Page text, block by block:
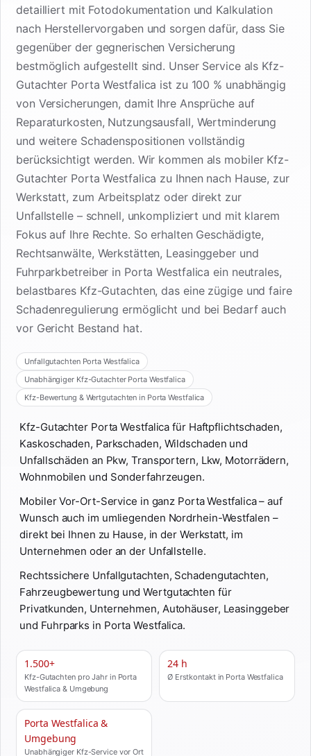
detailliert mit Fotodokumentation und Kalkulation
nach Herstellervorgaben und sorgen dafür, dass Sie
gegenüber der gegnerischen Versicherung
bestmöglich aufgestellt sind. Unser Service als Kfz-
Gutachter Porta Westfalica ist zu 100 % unabhängig
von Versicherungen, damit Ihre Ansprüche auf
Reparaturkosten, Nutzungsausfall, Wertminderung
und weitere Schadenspositionen vollständig
berücksichtigt werden. Wir kommen als mobiler Kfz-
Gutachter Porta Westfalica zu Ihnen nach Hause, zur
Werkstatt, zum Arbeitsplatz oder direkt zur
Unfallstelle – schnell, unkompliziert und mit klarem
Fokus auf Ihre Rechte. So erhalten Geschädigte,
Rechtsanwälte, Werkstätten, Leasinggeber und
Fuhrparkbetreiber in Porta Westfalica ein neutrales,
belastbares Kfz-Gutachten, das eine zügige und faire
Schadenregulierung ermöglicht und bei Bedarf auch
vor Gericht Bestand hat.
Unfallgutachten Porta Westfalica
Unabhängiger Kfz-Gutachter Porta Westfalica
Kfz-Bewertung & Wertgutachten in Porta Westfalica
Kfz-Gutachter Porta Westfalica für Haftpflichtschaden,
Kaskoschaden, Parkschaden, Wildschaden und
Unfallschäden an Pkw, Transportern, Lkw, Motorrädern,
Wohnmobilen und Sonderfahrzeugen.
Mobiler Vor-Ort-Service in ganz Porta Westfalica – auf
Wunsch auch im umliegenden Nordrhein-Westfalen –
direkt bei Ihnen zu Hause, in der Werkstatt, im
Unternehmen oder an der Unfallstelle.
Rechtssichere Unfallgutachten, Schadengutachten,
Fahrzeugbewertung und Wertgutachten für
Privatkunden, Unternehmen, Autohäuser, Leasinggeber
und Fuhrparks in Porta Westfalica.
1.500+
Kfz-Gutachten pro Jahr in Porta
Westfalica & Umgebung
24 h
Ø Erstkontakt in Porta Westfalica
Porta Westfalica &
Umgebung
Unabhängiger Kfz-Service vor Ort